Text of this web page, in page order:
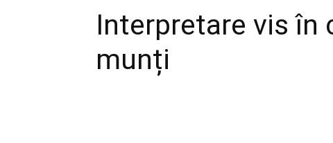
Interpretare vis în
munți